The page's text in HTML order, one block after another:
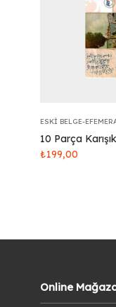
ESKI BELGE-
10 Parça
₺199,00
Online